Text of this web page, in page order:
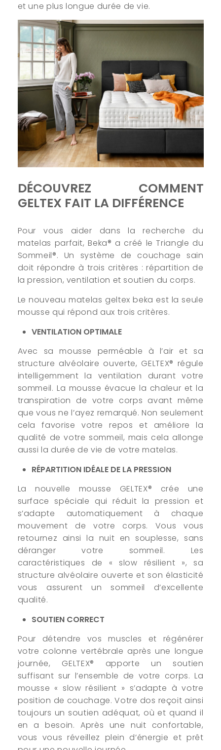
et une plus longue durée de vie.
DÉCOUVREZ COMMENT
GELTEX FAIT LA DIFFÉRENCE
Pour vous aider dans la recherche du
matelas parfait, Beka® a créé le Triangle du
Sommeil®. Un système de couchage sain
doit répondre à trois critères : répartition de
la pression, ventilation et soutien du corps.
Le nouveau matelas geltex beka est la seule
mousse qui répond aux trois critères.
VENTILATION OPTIMALE
Avec sa mousse perméable à l’air et sa
structure alvéolaire ouverte, GELTEX® régule
intelligemment la ventilation durant votre
sommeil. La mousse évacue la chaleur et la
transpiration de votre corps avant même
que vous ne l’ayez remarqué. Non seulement
cela favorise votre repos et améliore la
qualité de votre sommeil, mais cela allonge
aussi la durée de vie de votre matelas.
RÉPARTITION IDÉALE DE LA PRESSION
La nouvelle mousse GELTEX® crée une
surface spéciale qui réduit la pression et
s’adapte automatiquement à chaque
mouvement de votre corps. Vous vous
retournez ainsi la nuit en souplesse, sans
déranger votre sommeil. Les
caractéristiques de « slow résilient », sa
structure alvéolaire ouverte et son élasticité
vous assurent un sommeil d’excellente
qualité.
SOUTIEN CORRECT
Pour détendre vos muscles et régénérer
votre colonne vertébrale après une longue
journée, GELTEX® apporte un soutien
suffisant sur l’ensemble de votre corps. La
mousse « slow résilient » s’adapte à votre
position de couchage. Votre dos reçoit ainsi
toujours un soutien adéquat, où et quand il
en a besoin. Après une nuit confortable,
vous vous réveillez plein d’énergie et prêt